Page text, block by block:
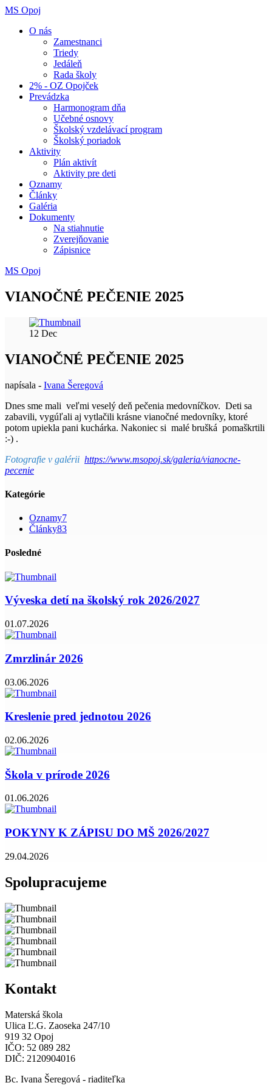
MS Opoj
O nás
Zamestnanci
Triedy
Jedáleň
Rada školy
2% - OZ Opojček
Prevádzka
Harmonogram dňa
Učebné osnovy
Školský vzdelávací program
Školský poriadok
Aktivity
Plán aktivít
Aktivity pre deti
Oznamy
Články
Galéria
Dokumenty
Na stiahnutie
Zverejňovanie
Zápisnice
MS Opoj
VIANOČNÉ PEČENIE 2025
12 Dec
VIANOČNÉ PEČENIE 2025
napísala - Ivana Šeregová
Dnes sme mali veľmi veselý deň pečenia medovníčkov. Deti sa
zabavili, vygúľali aj vytlačili krásne vianočné medovníky, ktoré
potom upiekla pani kuchárka. Nakoniec si malé brušká pomaškrtili
:-) .
Fotografie v galérii https://www.msopoj.sk/galeria/vianocne-
pecenie
Kategórie
Oznamy7
Články83
Posledné
Výveska detí na školský rok 2026/2027
01.07.2026
Zmrzlinár 2026
03.06.2026
Kreslenie pred jednotou 2026
02.06.2026
Škola v prírode 2026
01.06.2026
POKYNY K ZÁPISU DO MŠ 2026/2027
29.04.2026
Spolupracujeme
Kontakt
Materská škola
Ulica Ľ.G. Zaoseka 247/10
919 32 Opoj
IČO: 52 089 282
DIČ: 2120904016
Bc. Ivana Šeregová - riaditeľka